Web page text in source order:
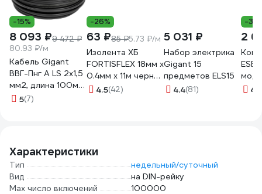
-15%
8 093 ₽9 472 ₽
80.93 ₽/м
Кабель Gigant
ВВГ-Пнг А LS 2x1,5
мм2, длина 100м
ГОСТ GCAB-03
5(7)
-26%
63 ₽85 ₽5.73 ₽/м
Изолента ХБ
FORTISFLEX 18мм х
0.4мм х 11м черная
71242
4.5(42)
5 031 ₽
Набор электрика
Gigant 15
предметов ELS15
4.4(81)
-
2
АС-
4.1
Характеристики
Тип
недельный/суточный
Вид
на DIN-рейку
Max число включений
100000